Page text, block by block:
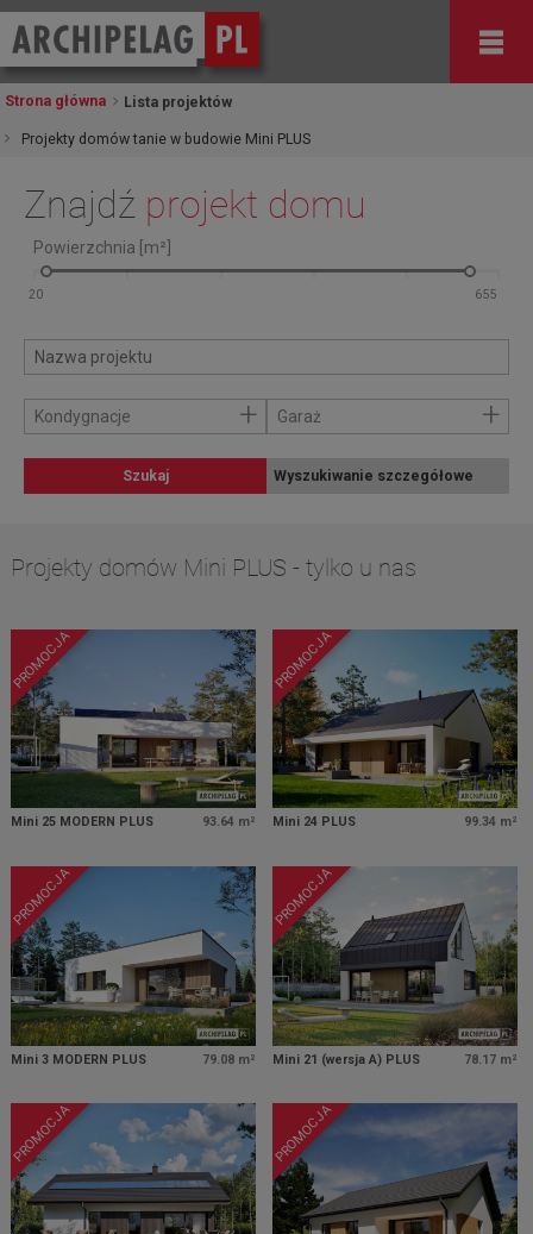
Strona główna Lista projektów
Projekty domów tanie w budowie Mini PLUS
Znajdź projekt domu
Powierzchnia [m²]
Kondygnacje + Garaż +
Szukaj Wyszukiwanie szczegółowe
Projekty domów Mini PLUS - tylko u nas
PROMOCJA
Mini 25 MODERN PLUS 93.64 m²
PROMOCJA
Mini 24 PLUS 99.34 m²
PROMOCJA
Mini 3 MODERN PLUS 79.08 m²
PROMOCJA
Mini 21 (wersja A) PLUS 78.17 m²
PROMOCJA PROMOCJA